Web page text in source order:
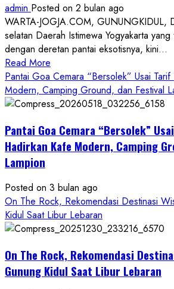
admin Posted on 2 bulan ago
WARTA-JOGJA.COM, GUNUNGKIDUL,
selatan Daerah Istimewa Yogyakarta
dengan deretan pantai eksotisnya, kini...
Read More
more
about
ON
ROCK
Gunungkidul
Baru,
Padukan
Keindahan
Alam
Wisata
Kekinian
Pantai Goa Cemara “Bersolek” Usai
Modern, Camping Ground, dan Festival
Pantai Goa Cemara “Bersolek”
Hadirkan Kafe Modern, Camping
Lampion
Posted on 3 bulan ago
On The Rock, Rekomendasi Destinasi
Kidul Saat Libur Lebaran
On The Rock, Rekomendasi
Gunung Kidul Saat Libur Lebaran